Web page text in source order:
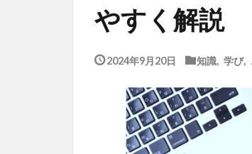
やすく解説
2024年9月20日 知識 学び,